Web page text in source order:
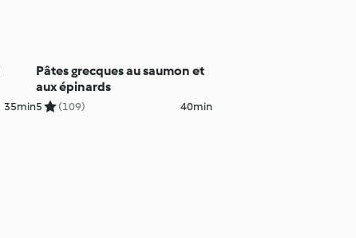
35min
Pâtes grecques au saumon et
aux épinards
5 (109) 40min